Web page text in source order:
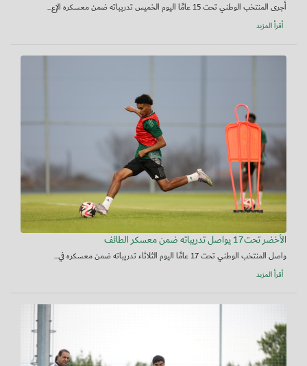
أجرى المنتخب الوطني تحت 15 عامًا اليوم الخميس تدريباته ضمن معسكره الإع...
أقرأ المزيد
الأخضر تحت17 يواصل تدريباته ضمن معسكر الطائف
واصل المنتخب الوطني تحت 17 عامًا اليوم الثلاثاء تدريباته ضمن معسكره في...
أقرأ المزيد